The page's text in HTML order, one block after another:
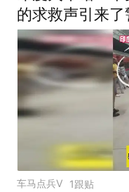
的求救声引来了
车马点兵V 1跟贴